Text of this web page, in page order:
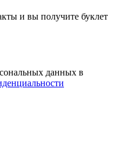
и вы получите буклет
данных в